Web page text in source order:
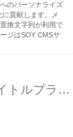
のパーソナライズ
貢献します。メ
換文字列が利用で
ジはSOY CMSサ
SOY Shopで商品名サブタイトルプラグインを追加しました